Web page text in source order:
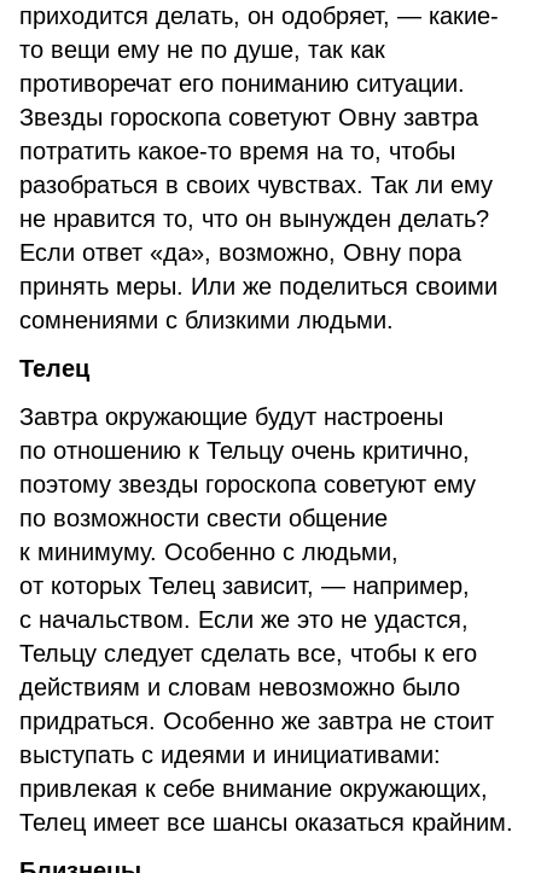
приходится делать, он одобряет, — какие-
то вещи ему не по душе, так как
противоречат его пониманию ситуации.
Звезды гороскопа советуют Овну завтра
потратить какое-то время на то, чтобы
разобраться в своих чувствах. Так ли ему
не нравится то, что он вынужден делать?
Если ответ «да», возможно, Овну пора
принять меры. Или же поделиться своими
сомнениями с близкими людьми.
Телец
Завтра окружающие будут настроены
по отношению к Тельцу очень критично,
поэтому звезды гороскопа советуют ему
по возможности свести общение
к минимуму. Особенно с людьми,
от которых Телец зависит, — например,
с начальством. Если же это не удастся,
Тельцу следует сделать все, чтобы к его
действиям и словам невозможно было
придраться. Особенно же завтра не стоит
выступать с идеями и инициативами:
привлекая к себе внимание окружающих,
Телец имеет все шансы оказаться крайним.